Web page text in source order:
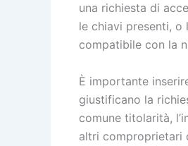
una richiesta di
le chiavi presenti,
compatibile con la
È importante
giustificano la
comune titolarità,
altri comproprietari